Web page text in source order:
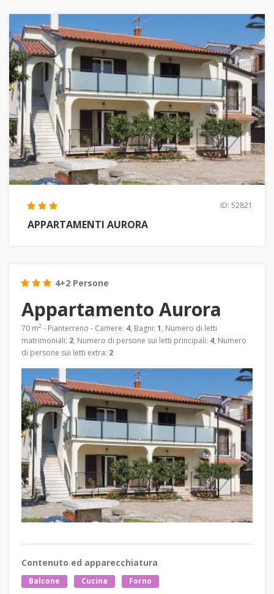
ID: 52821
APPARTAMENTI AURORA
4+2 Persone
Appartamento Aurora
70 m2 - Pianterreno - Camere: 4, Bagni: 1, Numero di letti
matrimoniali: 2, Numero di persone sui letti principali: 4, Numero
di persone sui letti extra: 2
Contenuto ed apparecchiatura
Balcone Cucina Forno